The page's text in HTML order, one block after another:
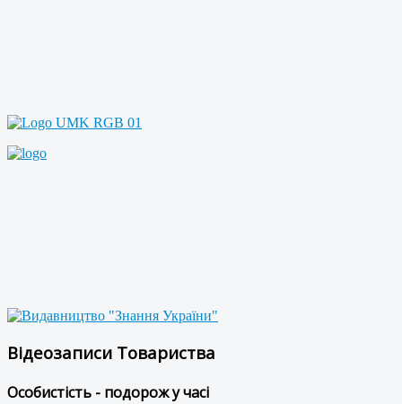
Відеозаписи Товариства
Особистість - подорож у часі